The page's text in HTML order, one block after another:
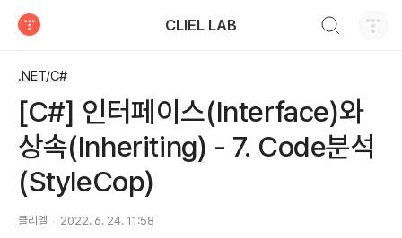
CLIEL LAB
.NET/C#
[C#] 인터페이스(Interface)와
상속(Inheriting) - 7. Code분석
(StyleCop)
클리엘 2022. 6. 24. 11:58